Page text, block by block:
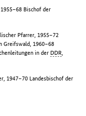
Bischof der
Pfarrer, 1955–72
Greifswald, 1960–68
in der DDR,
1947–70 Landesbischof der